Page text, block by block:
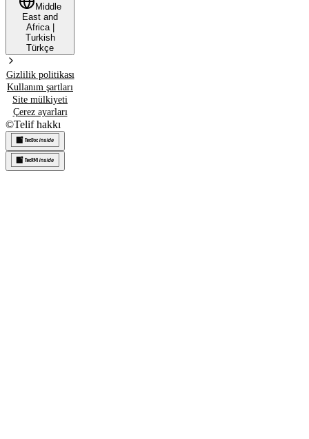
Middle
East and
Africa|
Turkish
Türkçe
Gizlilik politikası
Kullanım şartları
Site mülkiyeti
Çerez ayarları
©Telif hakkı